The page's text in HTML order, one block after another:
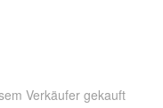
Verkäufer gekauft